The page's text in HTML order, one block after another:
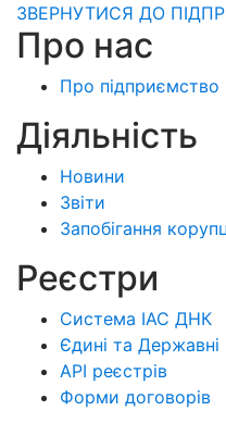
ЗВЕРНУТИСЯ ДО
Про нас
Про підприємство
Діяльність
Новини
Звіти
Запобігання
Реєстри
Система ІАС ДНК
Єдині та Державні
API реєстрів
Форми договорів